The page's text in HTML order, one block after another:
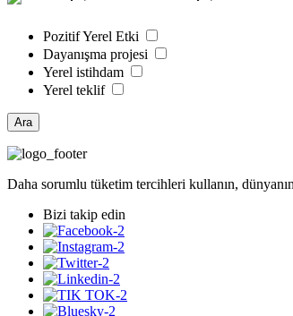
Pozitif Yerel Etki
Dayanışma projesi
Yerel istihdam
Yerel teklif
Ara
Daha sorumlu tüketim tercihleri kullanın,
Bizi takip edin